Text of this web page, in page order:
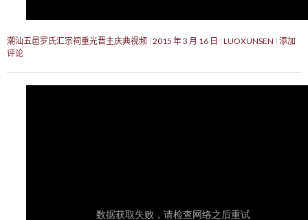
潮汕五邑罗氏汇宗祠重光晋主庆典视频 2015 年 3 月 16 日 LUOXUNSEN 添加
评论